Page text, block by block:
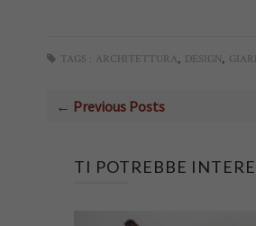
TAGS : ARCHITETTURA, DESIGN,
← Previous Posts
TI POTREBBE